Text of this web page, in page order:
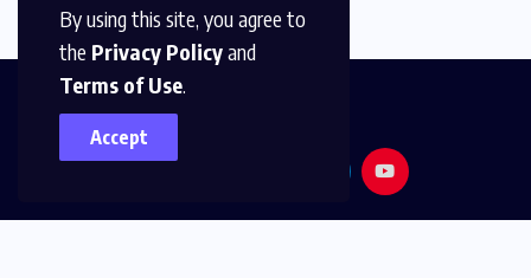
By using this site, you agree to
the Privacy Policyand
Terms of Use.
Accept